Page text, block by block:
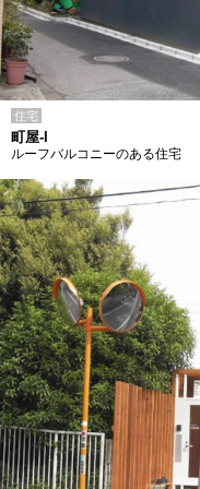
住宅
町屋-I
ルーフバルコニーのある住宅